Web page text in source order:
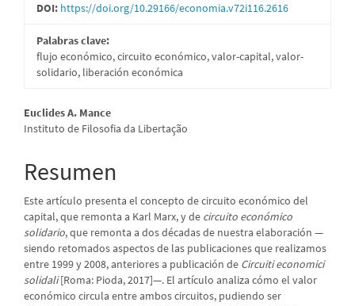
DOI: https://doi.org/10.29166/economia.v72i116.2616
Palabras clave:
flujo económico, circuito económico, valor-capital, valor-
solidario, liberación económica
Contenido
del
artículo
Euclides A. Mance
Instituto de Filosofia da Libertação
Resumen
Este artículo presenta el concepto de circuito económico del
capital, que remonta a Karl Marx, y de circuito económico
solidario, que remonta a dos décadas de nuestra elaboración —
siendo retomados aspectos de las publicaciones que realizamos
entre 1999 y 2008, anteriores a publicación de Circuiti economici
solidali[Roma: Pioda, 2017]—. El artículo analiza cómo el valor
económico circula entre ambos circuitos, pudiendo ser